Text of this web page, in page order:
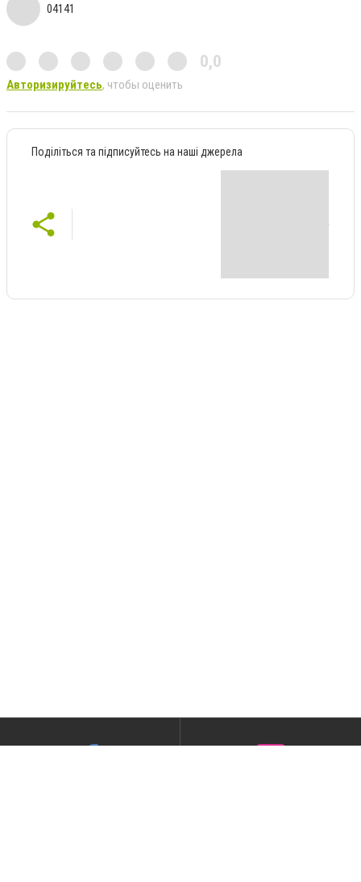
04141
0,0
Авторизируйтесь, чтобы оценить
Поділіться та підписуйтесь на наші джерела